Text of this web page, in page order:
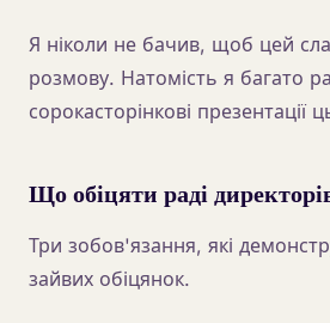
Я ніколи не бачив, щоб цей
розмову. Натомість я багато
сорокасторінкові презентації
Що обіцяти раді
Три зобов'язання, які
зайвих обіцянок.